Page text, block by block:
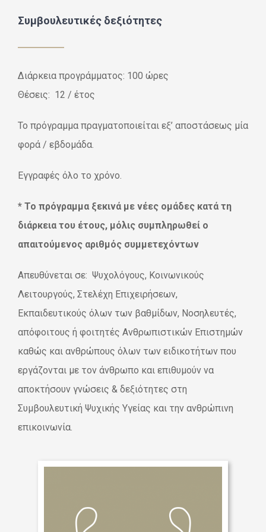
Συμβουλευτικές δεξιότητες
Διάρκεια προγράμματος: 100 ώρες
Θέσεις: 12 / έτος
Το πρόγραμμα πραγματοποιείται εξ’ αποστάσεως μία
φορά / εβδομάδα.
Εγγραφές όλο το χρόνο.
* Το πρόγραμμα ξεκινά με νέες ομάδες κατά τη
διάρκεια του έτους, μόλις συμπληρωθεί ο
απαιτούμενος αριθμός συμμετεχόντων
Απευθύνεται σε: Ψυχολόγους, Κοινωνικούς
Λειτουργούς, Στελέχη Επιχειρήσεων,
Εκπαιδευτικούς όλων των βαθμίδων, Νοσηλευτές,
απόφοιτους ή φοιτητές Ανθρωπιστικών Επιστημών
καθώς και ανθρώπους όλων των ειδικοτήτων που
εργάζονται με τον άνθρωπο και επιθυμούν να
αποκτήσουν γνώσεις & δεξιότητες στη
Συμβουλευτική Ψυχικής Υγείας και την ανθρώπινη
επικοινωνία.